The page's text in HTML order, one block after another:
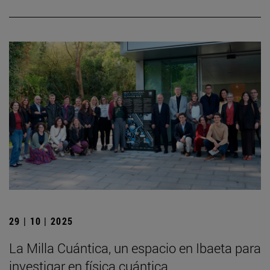
29 | 10 | 2025
La Milla Cuántica, un espacio en Ibaeta para
investigar en física cuántica